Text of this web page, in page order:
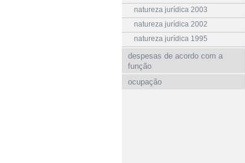
natureza jurídica 2003
natureza jurídica 2002
natureza jurídica 1995
despesas de acordo com a
função
ocupação